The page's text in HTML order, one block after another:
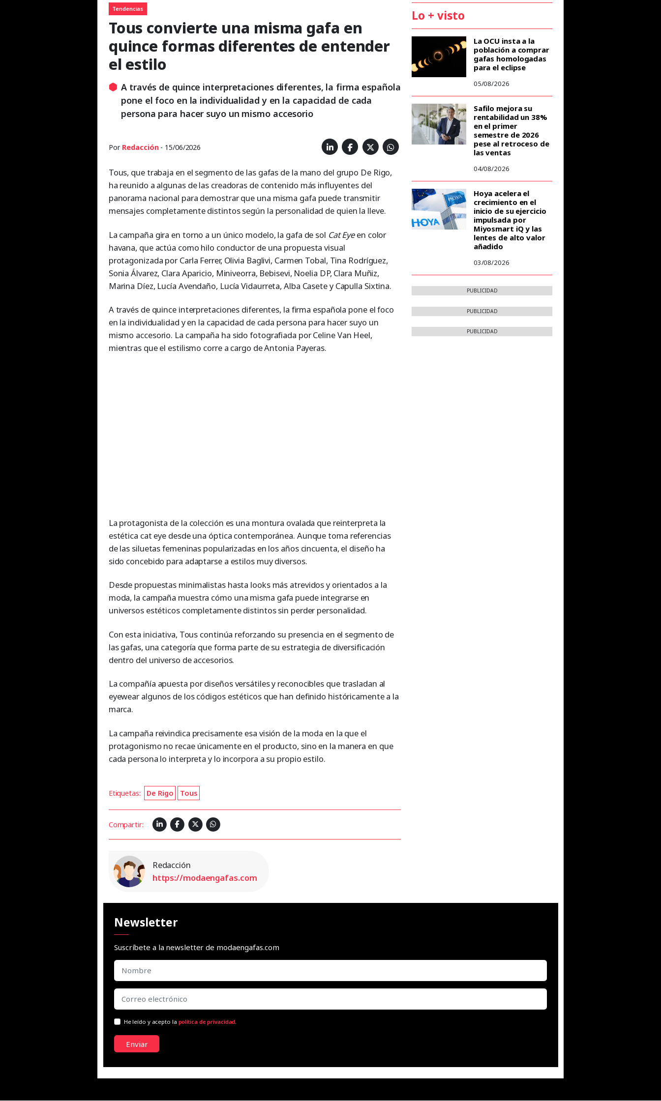
Tendencias
Tous convierte una misma gafa en
quince formas diferentes de entender
el estilo
A través de quince interpretaciones diferentes, la firma española
pone el foco en la individualidad y en la capacidad de cada
persona para hacer suyo un mismo accesorio
Por Redacción- 15/06/2026
Tous, que trabaja en el segmento de las gafas de la mano del grupo De Rigo,
ha reunido a algunas de las creadoras de contenido más influyentes del
panorama nacional para demostrar que una misma gafa puede transmitir
mensajes completamente distintos según la personalidad de quien la lleve.
La campaña gira en torno a un único modelo, la gafa de sol Cat Eyeen color
havana, que actúa como hilo conductor de una propuesta visual
protagonizada por Carla Ferrer, Olivia Baglivi, Carmen Tobal, Tina Rodríguez,
Sonia Álvarez, Clara Aparicio, Miniveorra, Bebisevi, Noelia DP, Clara Muñiz,
Marina Díez, Lucía Avendaño, Lucía Vidaurreta, Alba Casete y Capulla Sixtina.
A través de quince interpretaciones diferentes, la firma española pone el foco
en la individualidad y en la capacidad de cada persona para hacer suyo un
mismo accesorio. La campaña ha sido fotografiada por Celine Van Heel,
mientras que el estilismo corre a cargo de Antonia Payeras.
La protagonista de la colección es una montura ovalada que reinterpreta la
estética cat eye desde una óptica contemporánea. Aunque toma referencias
de las siluetas femeninas popularizadas en los años cincuenta, el diseño ha
sido concebido para adaptarse a estilos muy diversos.
Desde propuestas minimalistas hasta looks más atrevidos y orientados a la
moda, la campaña muestra cómo una misma gafa puede integrarse en
universos estéticos completamente distintos sin perder personalidad.
Con esta iniciativa, Tous continúa reforzando su presencia en el segmento de
las gafas, una categoría que forma parte de su estrategia de diversificación
dentro del universo de accesorios.
La compañía apuesta por diseños versátiles y reconocibles que trasladan al
eyewear algunos de los códigos estéticos que han definido históricamente a la
marca.
La campaña reivindica precisamente esa visión de la moda en la que el
protagonismo no recae únicamente en el producto, sino en la manera en que
cada persona lo interpreta y lo incorpora a su propio estilo.
Etiquetas: De Rigo Tous
Compartir:
Redacción
https://modaengafas.com
Lo + visto
La OCU insta a la
población a comprar
gafas homologadas
para el eclipse
05/08/2026
Safilo mejora su
rentabilidad un 38%
en el primer
semestre de 2026
pese al retroceso de
las ventas
04/08/2026
Hoya acelera el
crecimiento en el
inicio de su ejercicio
impulsada por
Miyosmart iQ y las
lentes de alto valor
añadido
03/08/2026
PUBLICIDAD
PUBLICIDAD
PUBLICIDAD
Newsletter
Suscríbete a la newsletter de modaengafas.com
He leído y acepto la política de privacidad
Enviar